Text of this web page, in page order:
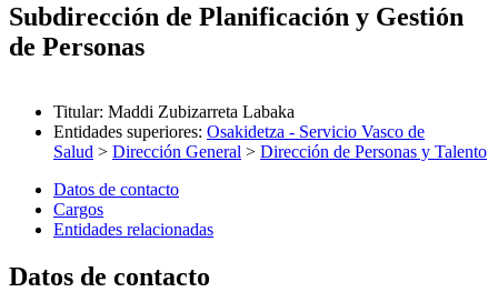
Subdirección de Planificación y Gestión
de Personas
Titular: Maddi Zubizarreta Labaka
Entidades superiores: Osakidetza - Servicio Vasco de
Salud > Dirección General > Dirección de Personas y Talento
Datos de contacto
Cargos
Entidades relacionadas
Datos de contacto